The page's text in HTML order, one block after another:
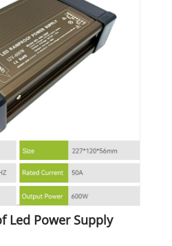
Led Power Supply